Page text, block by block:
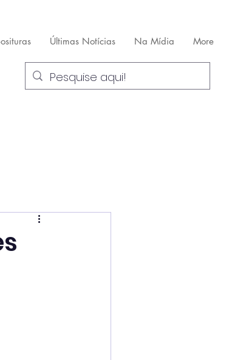
Últimas Notícias Na Mídia More